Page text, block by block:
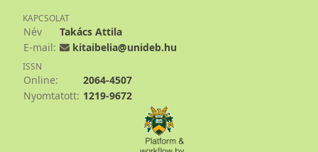
KAPCSOLAT
Név
Takács Attila
E-mail:
kitaibelia@unideb.hu
ISSN
Online:
2064-4507
Nyomtatott: 1219-9672